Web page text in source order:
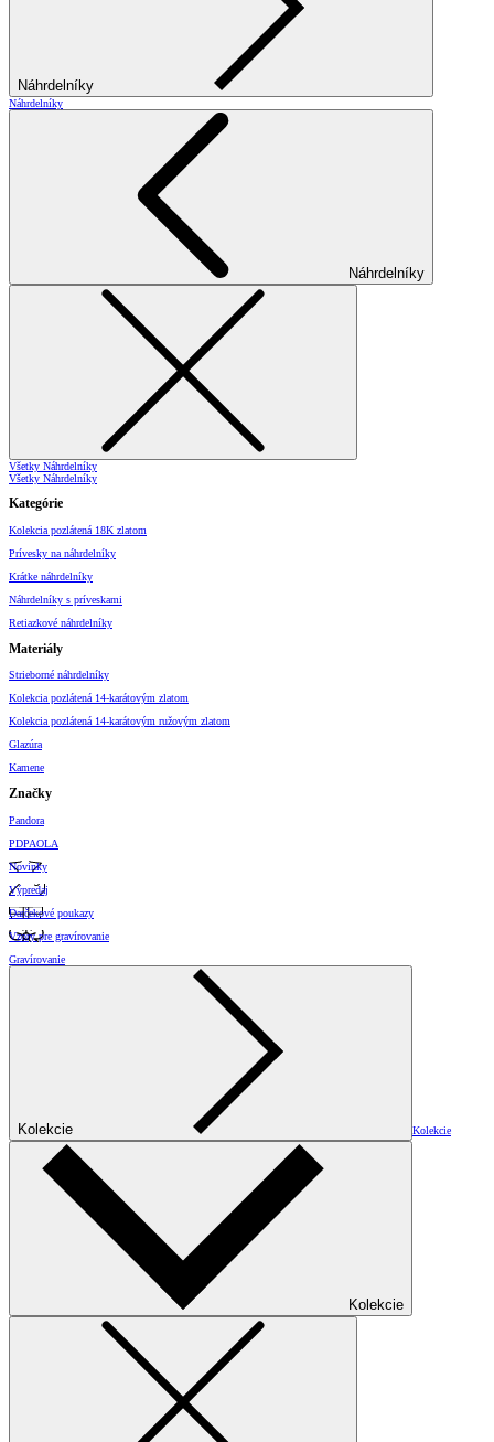
Náhrdelníky
Náhrdelníky
Náhrdelníky
Všetky Náhrdelníky
Všetky Náhrdelníky
Kategórie
Kolekcia pozlátená 18K zlatom
Prívesky na náhrdelníky
Krátke náhrdelníky
Náhrdelníky s príveskami
Retiazkové náhrdelníky
Materiály
Strieborné náhrdelníky
Kolekcia pozlátená 14-karátovým zlatom
Kolekcia pozlátená 14-karátovým ružovým zlatom
Glazúra
Kamene
Značky
Pandora
PDPAOLA
Novinky
Výpredaj
Darčekové poukazy
Vzory pre gravírovanie
Gravírovanie
Kolekcie Kolekcie
Kolekcie